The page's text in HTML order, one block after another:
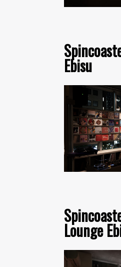
Ebisu
Lounge